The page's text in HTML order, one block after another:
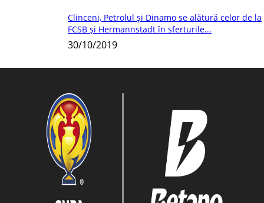
Clinceni, Petrolul și Dinamo se alătură celor de la
FCSB și Hermannstadt în sferturile...
30/10/2019